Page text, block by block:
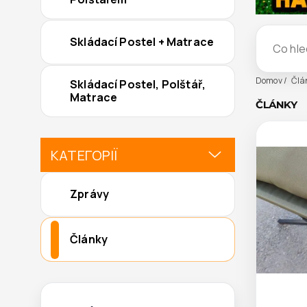
Skládací Postel + Matrace
Skládací Postel, Polštář,
Matrace
КАТЕГОРІЇ
Zprávy
Články
Domov
ČLÁNKY